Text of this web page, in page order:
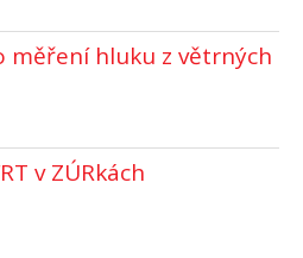
měření hluku z větrných
v ZÚRkách